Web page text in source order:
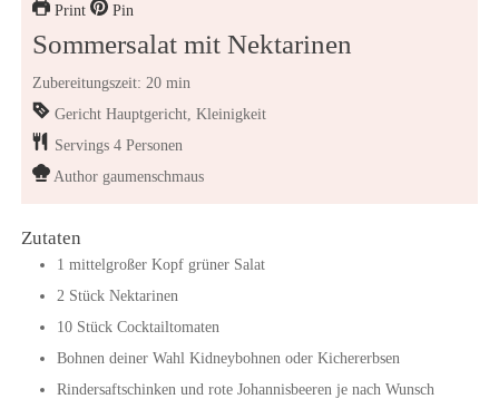
Print Pin
Sommersalat mit Nektarinen
Zubereitungszeit: 20 min
Gericht Hauptgericht, Kleinigkeit
Servings 4 Personen
Author gaumenschmaus
Zutaten
1 mittelgroßer Kopf grüner Salat
2 Stück Nektarinen
10 Stück Cocktailtomaten
Bohnen deiner Wahl Kidneybohnen oder Kichererbsen
Rindersaftschinken und rote Johannisbeeren je nach Wunsch